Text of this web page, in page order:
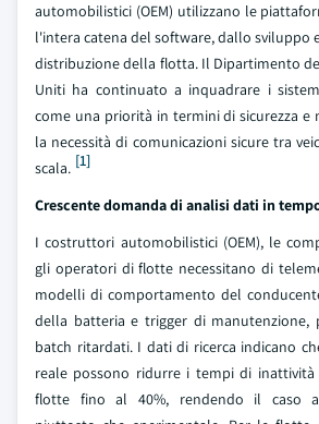
automobilistici (OEM) utilizzano le
l'intera catena del software, dallo sviluppo
distribuzione della flotta. Il Dipartimento
Uniti ha continuato a inquadrare i
come una priorità in termini di sicurezza e
la necessità di comunicazioni sicure tra
scala. [1]
Crescente domanda di analisi dati in
I costruttori automobilistici (OEM), le
gli operatori di flotte necessitano di
modelli di comportamento del
della batteria e trigger di
batch ritardati. I dati di ricerca indicano
reale possono ridurre i tempi di
flotte fino al 40%, rendendo il caso